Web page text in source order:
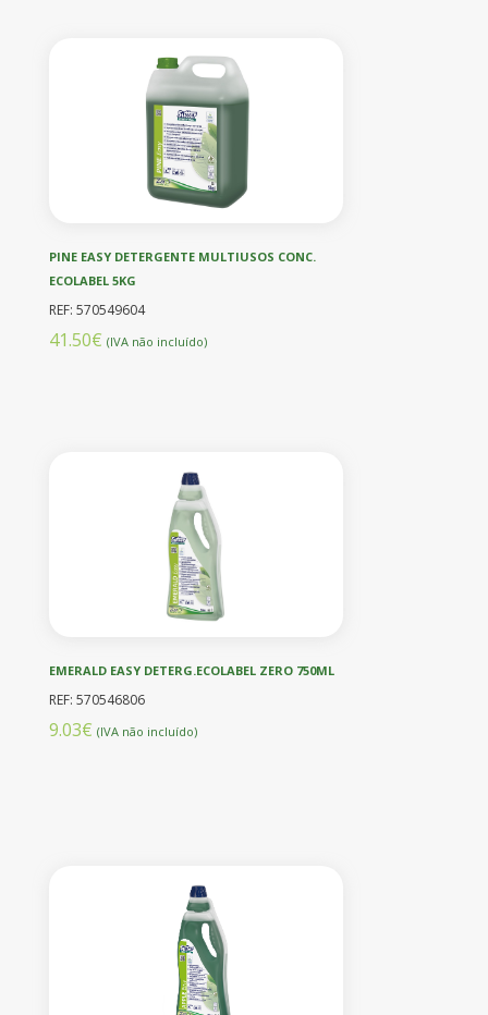
PINE EASY DETERGENTE MULTIUSOS CONC.
ECOLABEL 5KG
REF: 570549604
41.50€ (IVA não incluído)
EMERALD EASY DETERG.ECOLABEL ZERO 750ML
REF: 570546806
9.03€ (IVA não incluído)